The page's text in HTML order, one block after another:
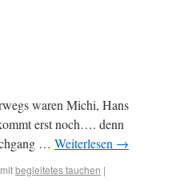
waren Michi, Hans
erst noch…. denn
… Weiterlesen →
begleitetes tauchen |